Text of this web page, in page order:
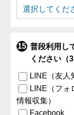
普段利用し
ください（3
LINE（友人
LINE（フォ
情報収集）
Facebook